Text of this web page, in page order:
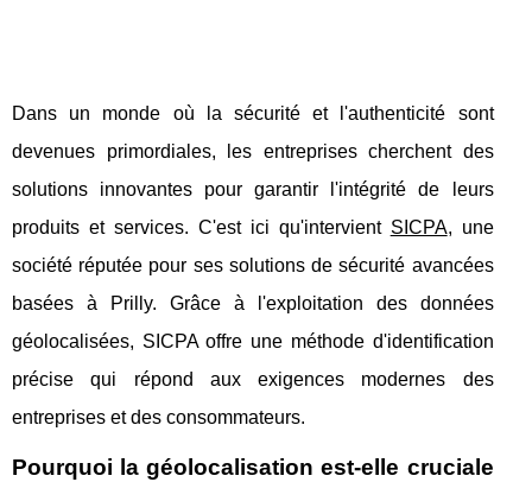
Dans un monde où la sécurité et l'authenticité sont
devenues primordiales, les entreprises cherchent des
solutions innovantes pour garantir l'intégrité de leurs
produits et services. C'est ici qu'intervient SICPA, une
société réputée pour ses solutions de sécurité avancées
basées à Prilly. Grâce à l'exploitation des données
géolocalisées, SICPA offre une méthode d'identification
précise qui répond aux exigences modernes des
entreprises et des consommateurs.
Pourquoi la géolocalisation est-elle cruciale